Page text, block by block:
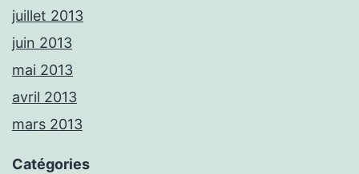
juillet 2013
juin 2013
mai 2013
avril 2013
mars 2013
Catégories